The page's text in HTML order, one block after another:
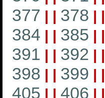
377 | | 378 | |
384 | | 385 | |
391 | | 392 | |
398 | | 399 | |
405 | | 406 | |